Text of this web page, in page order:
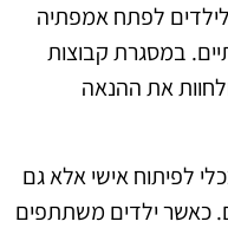
לילדים לפתח אמפתיה
במסגרת קבוצות
את ההנאה
לפיתוח אישי אלא גם
כאשר ילדים משתתפים